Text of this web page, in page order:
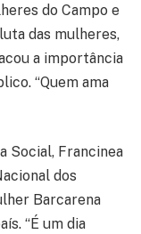
do Campo e
das mulheres,
a importância
“Quem ama
Social, Francinea
dos
Barcarena
“É um dia